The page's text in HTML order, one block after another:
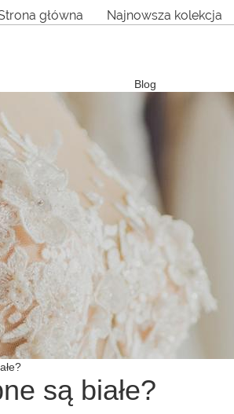
główna Najnowsza kolekcja
Blog
są białe?